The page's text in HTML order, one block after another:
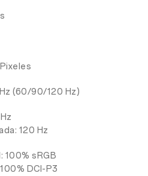
(60/90/120 Hz)
120 Hz
100% sRGB
DCI-P3